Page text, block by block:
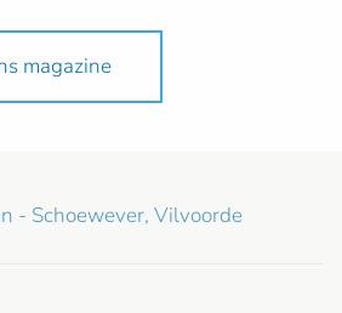
magazine
- Schoewever, Vilvoorde